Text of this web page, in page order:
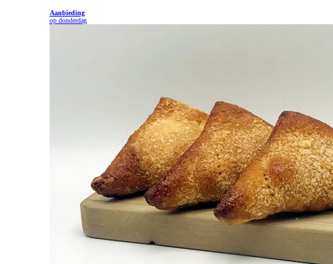
Aanbieding
op donderdag